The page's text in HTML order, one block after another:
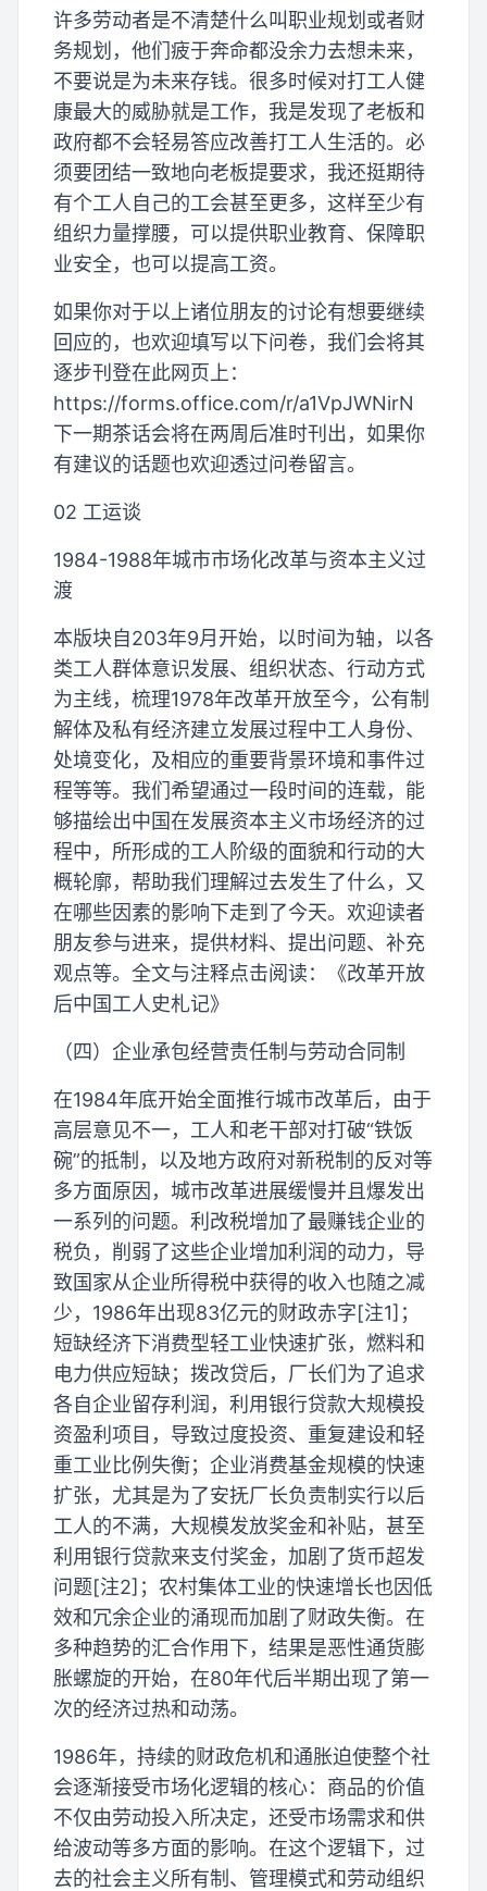
许多劳动者是不清楚什么叫职业规划或者财
务规划，他们疲于奔命都没余力去想未来，
不要说是为未来存钱。很多时候对打工人健
康最大的威胁就是工作，我是发现了老板和
政府都不会轻易答应改善打工人生活的。必
须要团结一致地向老板提要求，我还挺期待
有个工人自己的工会甚至更多，这样至少有
组织力量撑腰，可以提供职业教育、保障职
业安全，也可以提高工资。
如果你对于以上诸位朋友的讨论有想要继续
回应的，也欢迎填写以下问卷，我们会将其
逐步刊登在此网页上：
https://forms.office.com/r/a1VpJWNirN
下一期茶话会将在两周后准时刊出，如果你
有建议的话题也欢迎透过问卷留言。
02 工运谈
1984-1988年城市市场化改革与资本主义过
渡
本版块自203年9月开始，以时间为轴，以各
类工人群体意识发展、组织状态、行动方式
为主线，梳理1978年改革开放至今，公有制
解体及私有经济建立发展过程中工人身份、
处境变化，及相应的重要背景环境和事件过
程等等。我们希望通过一段时间的连载，能
够描绘出中国在发展资本主义市场经济的过
程中，所形成的工人阶级的面貌和行动的大
概轮廓，帮助我们理解过去发生了什么，又
在哪些因素的影响下走到了今天。欢迎读者
朋友参与进来，提供材料、提出问题、补充
观点等。全文与注释点击阅读：《改革开放
后中国工人史札记》
（四）企业承包经营责任制与劳动合同制
在1984年底开始全面推行城市改革后，由于
高层意见不一，工人和老干部对打破“铁饭
碗”的抵制，以及地方政府对新税制的反对等
多方面原因，城市改革进展缓慢并且爆发出
一系列的问题。利改税增加了最赚钱企业的
税负，削弱了这些企业增加利润的动力，导
致国家从企业所得税中获得的收入也随之减
少，1986年出现83亿元的财政赤字[注1]；
短缺经济下消费型轻工业快速扩张，燃料和
电力供应短缺；拨改贷后，厂长们为了追求
各自企业留存利润，利用银行贷款大规模投
资盈利项目，导致过度投资、重复建设和轻
重工业比例失衡；企业消费基金规模的快速
扩张，尤其是为了安抚厂长负责制实行以后
工人的不满，大规模发放奖金和补贴，甚至
利用银行贷款来支付奖金，加剧了货币超发
问题[注2]；农村集体工业的快速增长也因低
效和冗余企业的涌现而加剧了财政失衡。在
多种趋势的汇合作用下，结果是恶性通货膨
胀螺旋的开始，在80年代后半期出现了第一
次的经济过热和动荡。
1986年，持续的财政危机和通胀迫使整个社
会逐渐接受市场化逻辑的核心：商品的价值
不仅由劳动投入所决定，还受市场需求和供
给波动等多方面的影响。在这个逻辑下，过
去的社会主义所有制、管理模式和劳动组织